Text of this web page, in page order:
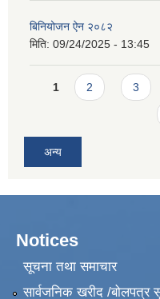
बिनियोजन ऐन २०८२
मिति: 09/24/2025 - 13:45
Pages
1 2 3
अन्य
Notices
सूचना तथा समाचार
सार्वजनिक खरीद /बोलपत्र